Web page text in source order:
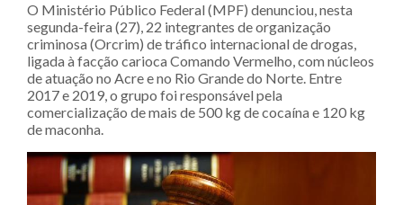
O Ministério Público Federal (MPF) denunciou, nesta
segunda-feira (27), 22 integrantes de organização
criminosa (Orcrim) de tráfico internacional de drogas,
ligada à facção carioca Comando Vermelho, com núcleos
de atuação no Acre e no Rio Grande do Norte. Entre
2017 e 2019, o grupo foi responsável pela
comercialização de mais de 500 kg de cocaína e 120 kg
de maconha.